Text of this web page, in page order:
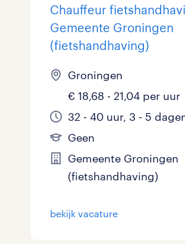
Chauffeur
Gemeente Groningen
(fietshandhaving)
Groningen
€ 18,68 - 21,04 per uur
32 - 40 uur, 3 - 5
Geen
Gemeente Groningen
(fietshandhaving)
bekijk vacature